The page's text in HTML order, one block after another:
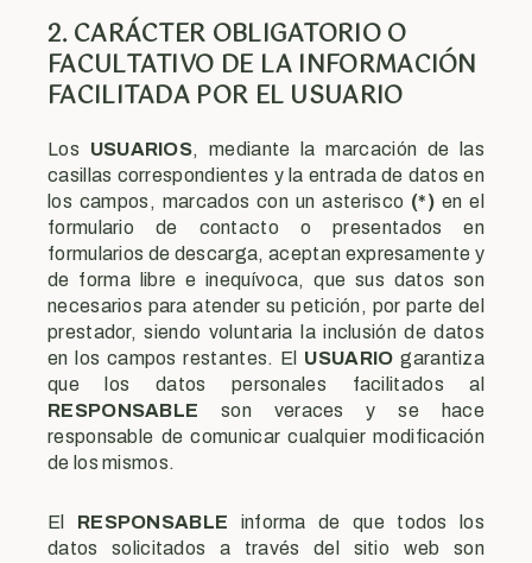
2. CARÁCTER OBLIGATORIO O
FACULTATIVO DE LA INFORMACIÓN
FACILITADA POR EL USUARIO
Los USUARIOS, mediante la marcación de las
casillas correspondientes y la entrada de datos en
los campos, marcados con un asterisco (*)en el
formulario de contacto o presentados en
formularios de descarga, aceptan expresamente y
de forma libre e inequívoca, que sus datos son
necesarios para atender su petición, por parte del
prestador, siendo voluntaria la inclusión de datos
en los campos restantes. El USUARIO garantiza
que los datos personales facilitados al
RESPONSABLE son veraces y se hace
responsable de comunicar cualquier modificación
de los mismos.
El RESPONSABLE informa de que todos los
datos solicitados a través del sitio web son